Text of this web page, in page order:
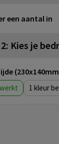
een aantal in
Kies je
1